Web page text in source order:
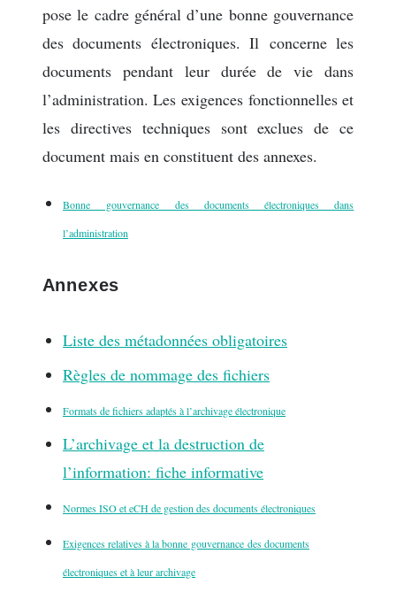
pose le cadre général d’une bonne gouvernance
des documents électroniques. Il concerne les
documents pendant leur durée de vie dans
l’administration. Les exigences fonctionnelles et
les directives techniques sont exclues de ce
document mais en constituent des annexes.
Bonne gouvernance des documents électroniques dans
l’administration
Annexes
Liste des métadonnées obligatoires
Règles de nommage des fichiers
Formats de fichiers adaptés à l’archivage électronique
L’archivage et la destruction de
l’information: fiche informative
Normes ISO et eCH de gestion des documents électroniques
Exigences relatives à la bonne gouvernance des documents
électroniques et à leurarchivage